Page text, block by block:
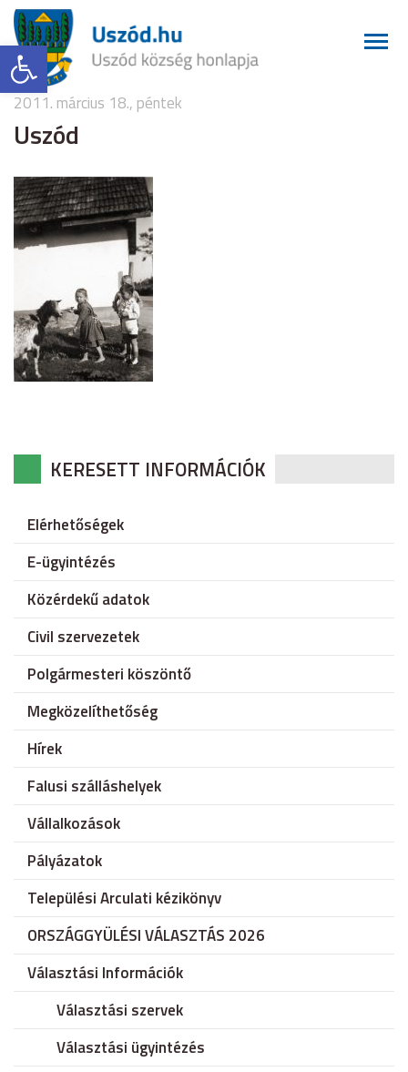
Eszköztár megnyitása
2011. március 18., péntek
Uszód
KERESETT INFORMÁCIÓK
Elérhetőségek
E-ügyintézés
Közérdekű adatok
Civil szervezetek
Polgármesteri köszöntő
Megközelíthetőség
Hírek
Falusi szálláshelyek
Vállalkozások
Pályázatok
Települési Arculati kézikönyv
ORSZÁGGYÜLÉSI VÁLASZTÁS 2026
Választási Információk
Választási szervek
Választási ügyintézés